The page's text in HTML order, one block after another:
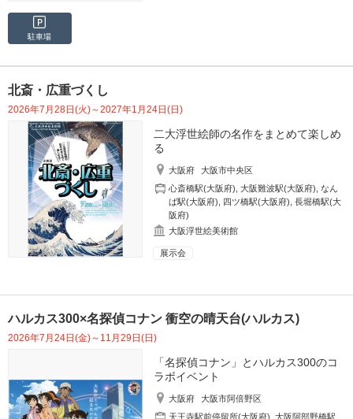
駐車場
北斎・広重づくし
2026年7月28日(火)～2027年1月24日(日)
二大浮世絵師の名作をまとめて楽しめ
る
大阪府
大阪市中央区
心斎橋駅(大阪府),大阪難波駅(大阪府),なん
ば駅(大阪府), 四ツ橋駅(大阪府),長堀橋駅(大
阪府)
大阪浮世絵美術館
展示会
ハルカス300×名探偵コナン 衝空の晴天台(ハルカス)
2026年7月24日(金)～11月29日(日)
「名探偵コナン」とハルカス300のコ
ラボイベント
大阪府
大阪市阿倍野区
天王寺駅前停留所(大阪府) ,大阪阿部野橋駅